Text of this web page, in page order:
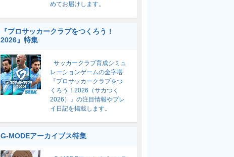
めてお届けします。
『プロサッカークラブをつくろう！
2026』特集
サッカークラブ育成シミュ
レーションゲームの金字塔
『プロサッカークラブをつ
くろう！2026（サカつく
2026）』の注目情報やプレ
イ日記を掲載します。
G-MODEアーカイブス特集